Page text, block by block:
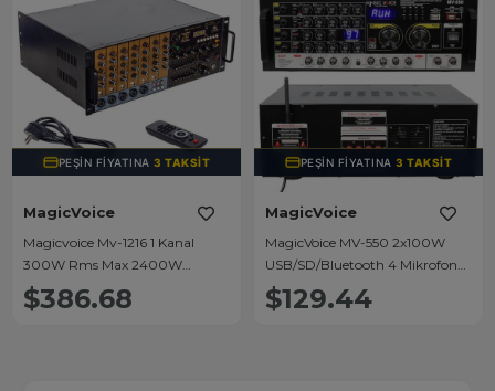
PEŞIN FIYATINA3 TAKSIT
MagicVoice
Magicvoice Mv-1216 1 Kanal
300W Rms Max 2400W
Trafolu Anfi
$386.68
PEŞIN FIYATINA3 TAKSIT
MagicVoice
MagicVoice MV-550 2x100W
USB/SD/Bluetooth 4 Mikrofon
Girişli Stereo Mixer Amfi
$129.44